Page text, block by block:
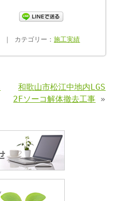
カテゴリー：施工実績
和歌山市松江中地内LGS
2Fソーコ解体撤去工事 »